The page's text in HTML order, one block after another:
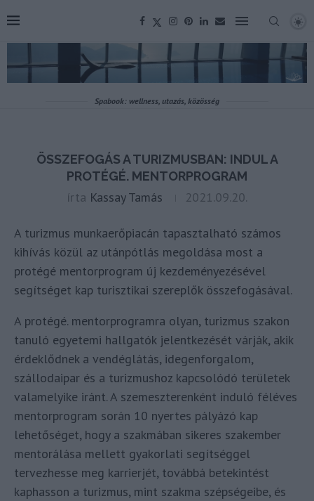
Spabook: wellness, utazás, közösség
ÖSSZEFOGÁS A TURIZMUSBAN: INDUL A
PROTÉGÉ. MENTORPROGRAM
írta Kassay Tamás 2021.09.20.
A turizmus munkaerőpiacán tapasztalható számos
kihívás közül az utánpótlás megoldása most a
protégé mentorprogram új kezdeményezésével
segítséget kap turisztikai szereplők összefogásával.
A protégé. mentorprogramra olyan, turizmus szakon
tanuló egyetemi hallgatók jelentkezését várják, akik
érdeklődnek a vendéglátás, idegenforgalom,
szállodaipar és a turizmushoz kapcsolódó területek
valamelyike iránt. A szemeszterenként induló féléves
mentorprogram során 10 nyertes pályázó kap
lehetőséget, hogy a szakmában sikeres szakember
mentorálása mellett gyakorlati segítséggel
tervezhesse meg karrierjét, továbbá betekintést
kaphasson a turizmus, mint szakma szépségeibe, és